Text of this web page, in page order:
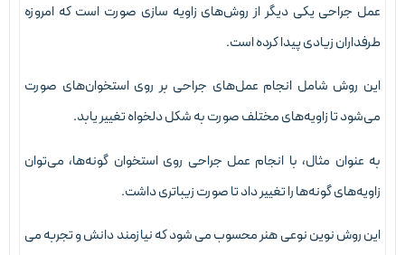
جراحی یکی دیگر از روش‌های زاویه سازی صورت است که امروزه
زیادی پیدا کرده است.
روش شامل انجام عمل‌های جراحی بر روی استخوان‌های صورت
تا زاویه‌های مختلف صورت به شکل دلخواه تغییر یابد.
عنوان مثال، با انجام عمل جراحی روی استخوان گونه‌ها، می‌توان
گونه‌ها را تغییر داد تا صورت زیباتری داشت.
روش نوین نوعی هنر محسوب می شود که نیازمند دانش و تجربه می